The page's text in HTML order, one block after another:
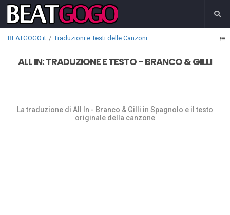
BEATGOGO.it Traduzioni e Testi delle Canzoni
ALL IN: TRADUZIONE E TESTO - BRANCO & GILLI
La traduzione di All In - Branco & Gilli in Spagnolo e il testo
originale della canzone